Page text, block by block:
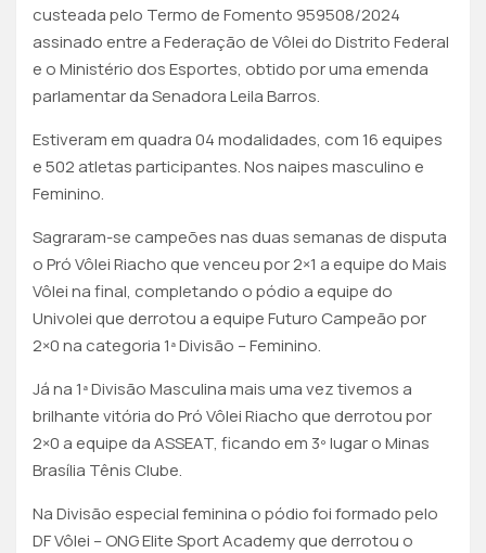
custeada pelo Termo de Fomento 959508/2024
assinado entre a Federação de Vôlei do Distrito Federal
e o Ministério dos Esportes, obtido por uma emenda
parlamentar da Senadora Leila Barros.
Estiveram em quadra 04 modalidades, com 16 equipes
e 502 atletas participantes. Nos naipes masculino e
Feminino.
Sagraram-se campeões nas duas semanas de disputa
o Pró Vôlei Riacho que venceu por 2×1 a equipe do Mais
Vôlei na final, completando o pódio a equipe do
Univolei que derrotou a equipe Futuro Campeão por
2×0 na categoria 1ª Divisão – Feminino.
Já na 1ª Divisão Masculina mais uma vez tivemos a
brilhante vitória do Pró Vôlei Riacho que derrotou por
2×0 a equipe da ASSEAT, ficando em 3º lugar o Minas
Brasília Tênis Clube.
Na Divisão especial feminina o pódio foi formado pelo
DF Vôlei – ONG Elite Sport Academy que derrotou o